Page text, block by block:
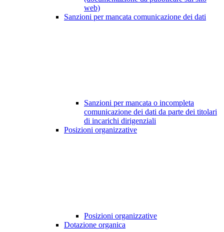
web)
Sanzioni per mancata comunicazione dei dati
Sanzioni per mancata o incompleta
comunicazione dei dati da parte dei titolari
di incarichi dirigenziali
Posizioni organizzative
Posizioni organizzative
Dotazione organica